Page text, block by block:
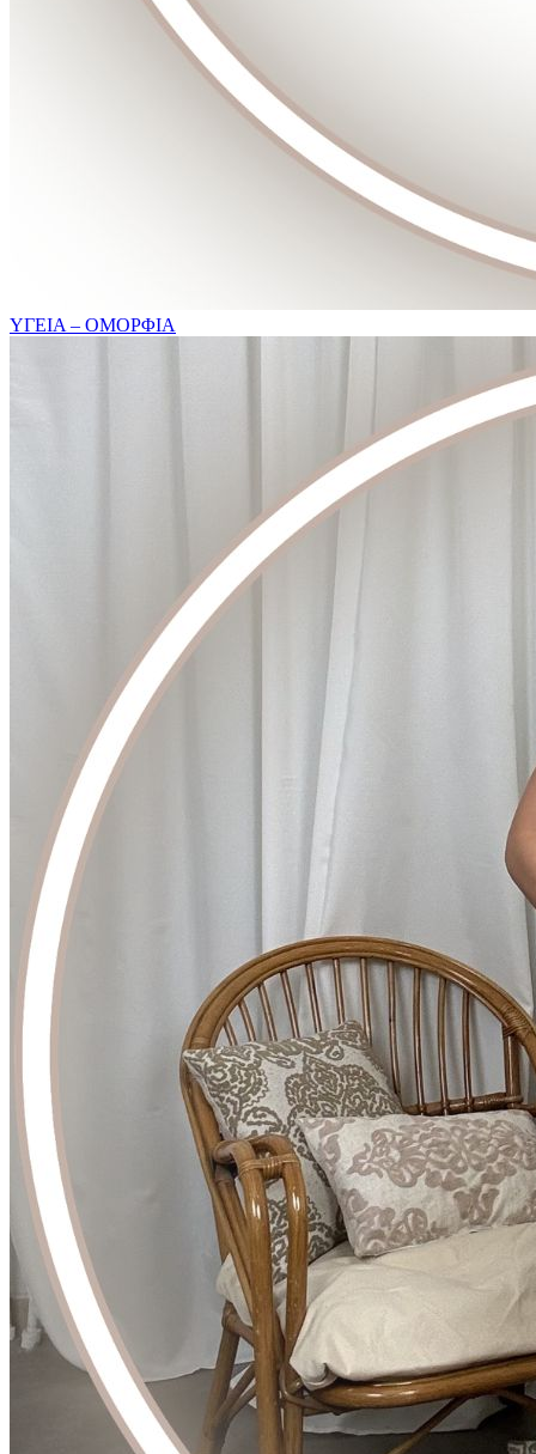
ΥΓΕΙΑ – ΟΜΟΡΦΙΑ